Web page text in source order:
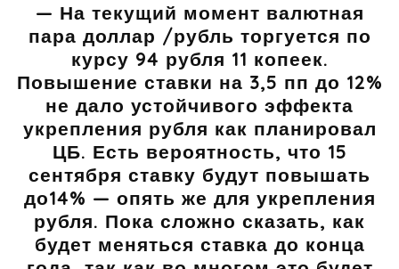
— На текущий момент валютная
пара доллар /рубль торгуется по
курсу 94 рубля 11 копеек.
Повышение ставки на 3,5 пп до 12%
не дало устойчивого эффекта
укрепления рубля как планировал
ЦБ. Есть вероятность, что 15
сентября ставку будут повышать
до14% — опять же для укрепления
рубля. Пока сложно сказать, как
будет меняться ставка до конца